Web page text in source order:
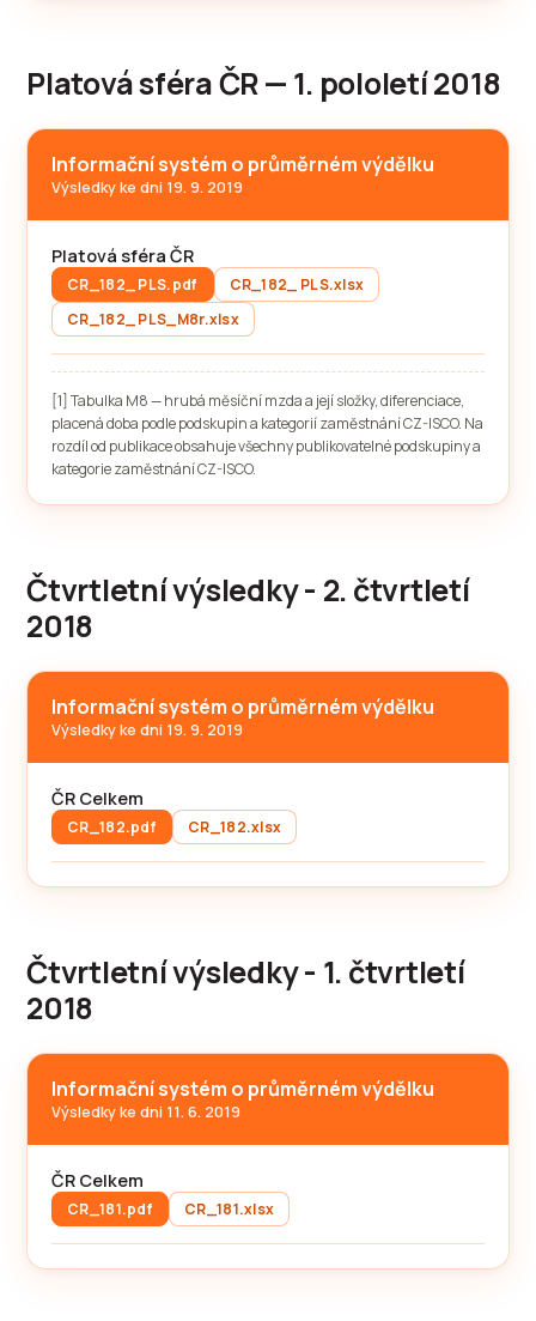
Platová sféra ČR — 1. pololetí 2018
Informační systém o průměrném výdělku
Výsledky ke dni 19. 9. 2019
Platová sféra ČR
CR_182_ PLS.pdf
CR_182_ PLS.xlsx
CR_182_ PLS_M8r.xlsx
[1] Tabulka M8 — hrubá měsíční mzda a její složky, diferenciace,
placená doba podle podskupin a kategorií zaměstnání CZ-ISCO. Na
rozdíl od publikace obsahuje všechny publikovatelné podskupiny a
kategorie zaměstnání CZ-ISCO.
Čtvrtletní výsledky - 2. čtvrtletí
2018
Informační systém o průměrném výdělku
Výsledky ke dni 19. 9. 2019
ČR Celkem
CR_182.pdf CR_182.xlsx
Čtvrtletní výsledky - 1. čtvrtletí
2018
Informační systém o průměrném výdělku
Výsledky ke dni 11. 6. 2019
ČR Celkem
CR_181.pdf CR_181.xlsx